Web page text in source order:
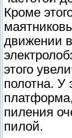
Кроме
движении
этого
полотна. У
пиления
пилой.